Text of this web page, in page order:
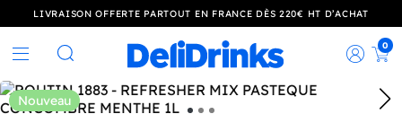
LIVRAISON OFFERTE PARTOUT EN FRANCE DÈS 220€ HT D’ACHAT
Rechercher
0
Nouveau